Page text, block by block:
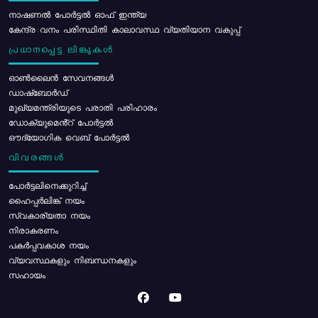
നാഷണൽ പോർട്ടൽ ഓഫ് ഇന്ത്യ
കേന്ദ്ര വനം പരിസ്ഥിതി കാലാവസ്ഥ വ്യതിയാന വകുപ്പ്
പ്രധാനപ്പെട്ട ലിങ്കുകൾ
ഓൺലൈൻ സേവനങ്ങൾ
ഡാഷ്ബോർഡ്
മുഖ്യമന്ത്രിയുടെ പരാതി പരിഹാരം
ഡോക്യുമെൻ്റ് പോർട്ടൽ
ഔദ്യോഗിക വെബ് പോർട്ടൽ
വിവരങ്ങൾ
പോര്‍ട്ടലിനെക്കുറിച്ച്
ഹൈപ്പർലിങ്ക് നയം
സ്വകാര്യതാ നയം
നിരാകരണം
പകർപ്പവകാശ നയം
വ്യവസ്ഥകളും നിബന്ധനകളും
സഹായം